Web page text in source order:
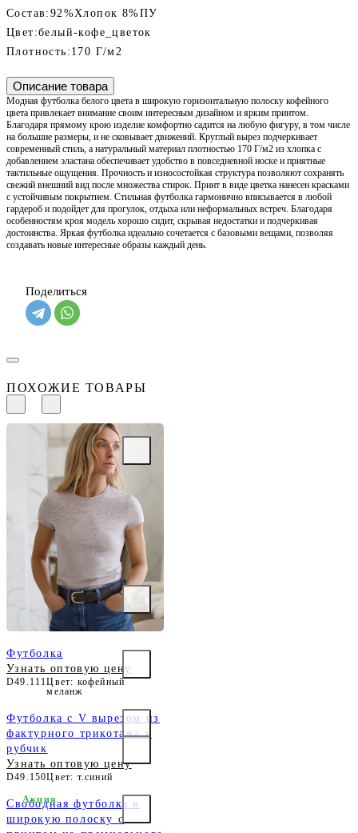
Состав: 92%Хлопок 8%ПУ
Цвет:белый-кофе_цветок
Плотность: 170 Г/м2
Описание товара
Модная футболка белого цвета в широкую горизонтальную полоску кофейного
цвета привлекает внимание своим интересным дизайном и ярким принтом.
Благодаря прямому крою изделие комфортно садится на любую фигуру, в том числе
на большие размеры, и не сковывает движений. Круглый вырез подчеркивает
современный стиль, а натуральный материал плотностью 170 Г/м2 из хлопка с
добавлением эластана обеспечивает удобство в повседневной носке и приятные
тактильные ощущения. Прочность и износостойкая структура позволяют сохранять
свежий внешний вид после множества стирок. Принт в виде цветка нанесен красками
с устойчивым покрытием. Стильная футболка гармонично вписывается в любой
гардероб и подойдет для прогулок, отдыха или неформальных встреч. Благодаря
особенностям кроя модель хорошо сидит, скрывая недостатки и подчеркивая
достоинства. Яркая футболка идеально сочетается с базовыми вещами, позволяя
создавать новые интересные образы каждый день.
Поделиться
ПОХОЖИЕ ТОВАРЫ
Футболка
Узнать оптовую цену
D49.111Цвет: кофейный
меланж
Футболка с V вырезом из
фактурного трикотажа в
рубчик
Узнать оптовую цену
D49.150Цвет: т.синий
Свободная футболка в
широкую полоску с
Акция